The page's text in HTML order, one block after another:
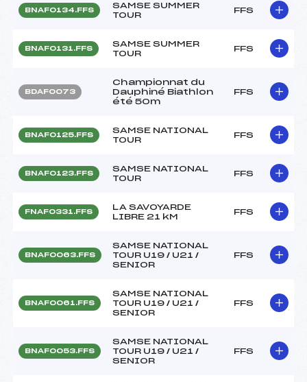
BNAF0134.FFS
SAMSE SUMMER
TOUR
FFS
BNAF0131.FFS
SAMSE SUMMER
TOUR
FFS
BDAF0073
Championnat du
Dauphiné Biathlon
été 50m
FFS
BNAF0125.FFS
SAMSE NATIONAL
TOUR
FFS
BNAF0123.FFS
SAMSE NATIONAL
TOUR
FFS
FNAF0331.FFS
LA SAVOYARDE
LIBRE 21 kM
FFS
BNAF0063.FFS
SAMSE NATIONAL
TOUR U19 / U21 /
SENIOR
FFS
BNAF0061.FFS
SAMSE NATIONAL
TOUR U19 / U21 /
SENIOR
FFS
BNAF0053.FFS
SAMSE NATIONAL
TOUR U19 / U21 /
SENIOR
FFS